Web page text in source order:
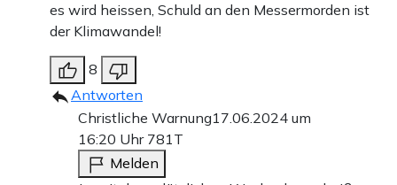
es wird heissen, Schuld an den Messermorden ist
der Klimawandel!
8
Antworten
Christliche Warnung17.06.2024 um
16:20 Uhr 781T
Melden